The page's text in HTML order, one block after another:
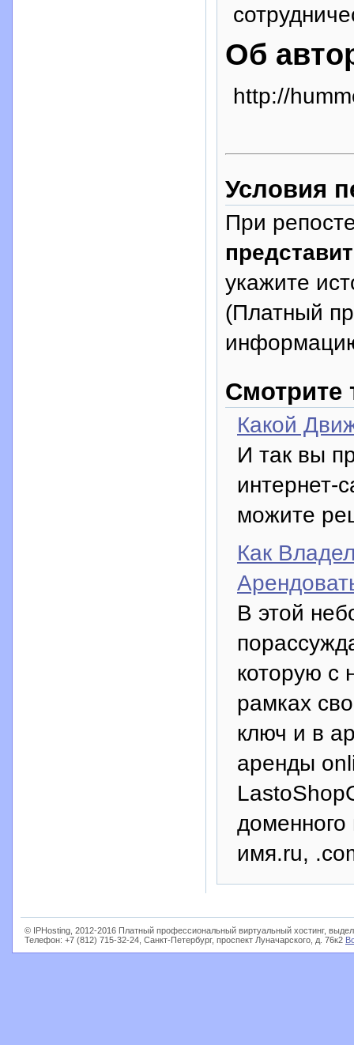
Об
http://
Условия
При
укажите
(Платный
Смотрите
Какой
И так вы
интернет-
можите
Как
В этой
которую с
рамках
ключ и в
аренды
доменного
имя.ru,
© IPHosting, 2012-2016 Платный профессиональный виртуальный хостинг,
Телефон: +7 (812) 715-32-24, Санкт-Петербург, проспект Луначарского, д. 76к2